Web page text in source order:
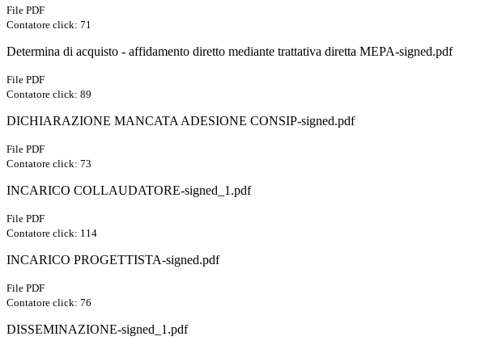
File PDF
Contatore click: 71
Determina di acquisto - affidamento diretto mediante trattativa diretta MEPA-signed.pdf
File PDF
Contatore click: 89
DICHIARAZIONE MANCATA ADESIONE CONSIP-signed.pdf
File PDF
Contatore click: 73
INCARICO COLLAUDATORE-signed_1.pdf
File PDF
Contatore click: 114
INCARICO PROGETTISTA-signed.pdf
File PDF
Contatore click: 76
DISSEMINAZIONE-signed_1.pdf